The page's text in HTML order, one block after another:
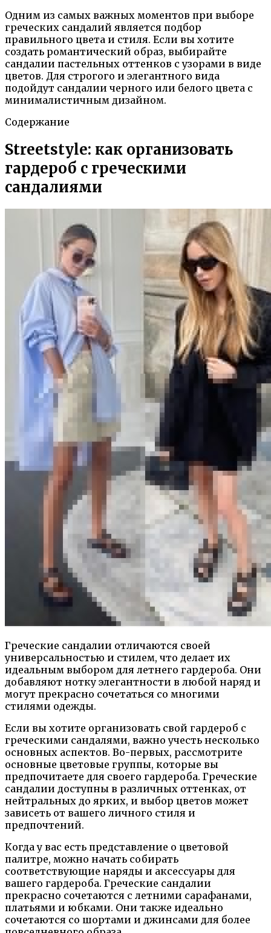
Одним из самых важных моментов при выборе
греческих сандалий является подбор
правильного цвета и стиля. Если вы хотите
создать романтический образ, выбирайте
сандалии пастельных оттенков с узорами в виде
цветов. Для строгого и элегантного вида
подойдут сандалии черного или белого цвета с
минималистичным дизайном.
Содержание
Streetstyle: как организовать
гардероб с греческими
сандалиями
Греческие сандалии отличаются своей
универсальностью и стилем, что делает их
идеальным выбором для летнего гардероба. Они
добавляют нотку элегантности в любой наряд и
могут прекрасно сочетаться со многими
стилями одежды.
Если вы хотите организовать свой гардероб с
греческими сандалями, важно учесть несколько
основных аспектов. Во-первых, рассмотрите
основные цветовые группы, которые вы
предпочитаете для своего гардероба. Греческие
сандалии доступны в различных оттенках, от
нейтральных до ярких, и выбор цветов может
зависеть от вашего личного стиля и
предпочтений.
Когда у вас есть представление о цветовой
палитре, можно начать собирать
соответствующие наряды и аксессуары для
вашего гардероба. Греческие сандалии
прекрасно сочетаются с летними сарафанами,
платьями и юбками. Они также идеально
сочетаются со шортами и джинсами для более